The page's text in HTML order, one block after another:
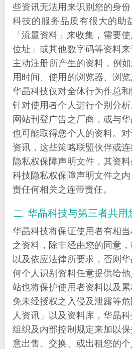
些资讯无法用来识别您的身
科技的服务品质有很大的助
「流量资料」来收集，需要
位址」或其他数字码等资料
主动注册所产生的资料，例
用时间、使用的浏览器、浏
华晶科技仅对全体行为作总
针对使用者个人进行个别分
网站刊登广告之厂商，或与
也可能取得您个人的资料。
资讯，这些策略联盟伙伴或
隐私权保障声明文件，其资
科技隐私权保障声明文件之
责任何相关之连带责任。
华晶科技与第三者共用
华晶科技将保证使用者有相
之资料，除非经由您的同意
以及依应法律所要求，否则
何个人识别资料任意提供给
站也将保护使用者资料以及
免未经授权之入侵及泄露等
人资讯」以及资料库，华晶
组织及内部控制规定来加以
意出售、交换、或出租您的